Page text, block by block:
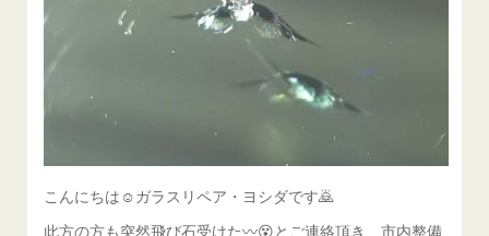
こんにちは☺ガラスリペア・ヨシダです🙇
此方の方も突然飛び石受けた〰😵とご連絡頂き、市内整備